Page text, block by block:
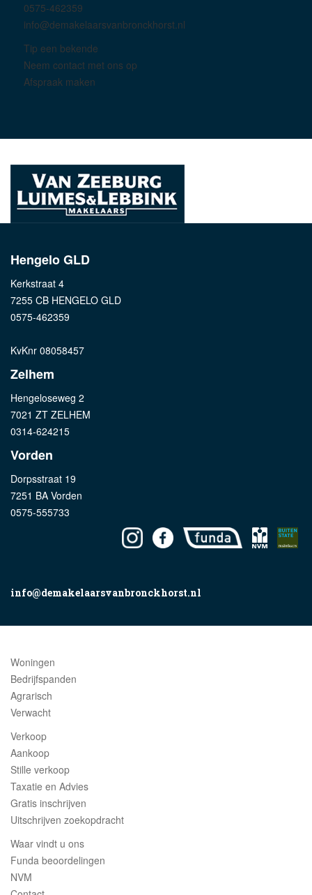
0575-462359
info@demakelaarsvanbronckhorst.nl
Tip een bekende
Neem contact met ons op
Afspraak maken
Hengelo GLD
Kerkstraat 4
7255 CB HENGELO GLD
0575-462359
KvKnr 08058457
Zelhem
Hengeloseweg 2
7021 ZT ZELHEM
0314-624215
Vorden
Dorpsstraat 19
7251 BA Vorden
0575-555733
info@demakelaarsvanbronckhorst.nl
Woningen
Bedrijfspanden
Agrarisch
Verwacht
Verkoop
Aankoop
Stille verkoop
Taxatie en Advies
Gratis inschrijven
Uitschrijven zoekopdracht
Waar vindt u ons
Funda beoordelingen
NVM